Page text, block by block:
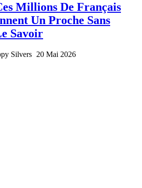
Millions De Français
Un Proche Sans
Savoir
Silvers 20 Mai 2026